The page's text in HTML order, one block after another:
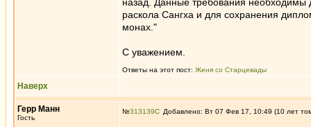
раскола Сангха и для сохранения
монах."
С уважением.
Ответы на этот пост: Женя со Старцевады
Наверх
Герр Манн
Гость
№313139 Добавлено: Вт 07 Фев 17, 10:49 (10 лет